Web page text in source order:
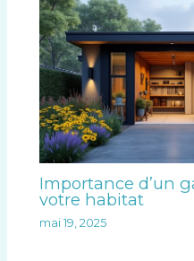
Importance d’un
votre habitat
mai 19, 2025